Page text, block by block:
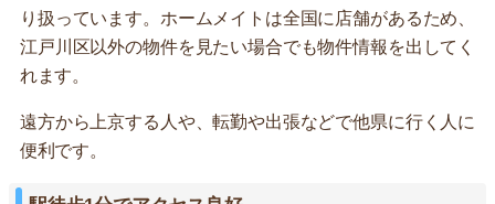
り扱っています。ホームメイトは全国に店舗があるため、
江戸川区以外の物件を見たい場合でも物件情報を出してく
れます。
遠方から上京する人や、転勤や出張などで他県に行く人に
便利です。